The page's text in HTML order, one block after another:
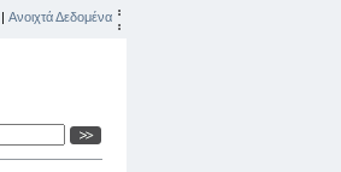
| Ανοιχτά Δεδομένα